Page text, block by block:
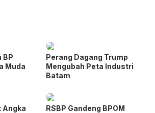
BP
Muda
Perang Dagang Trump
Mengubah Peta Industri
Batam
Angka
RSBP Gandeng BPOM